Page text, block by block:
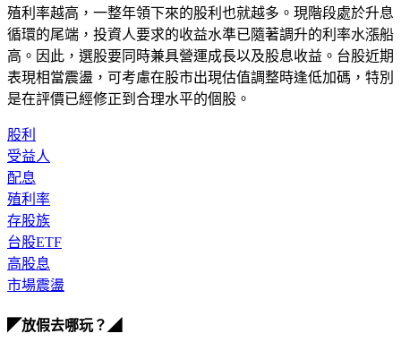
殖利率越高，一整年領下來的股利也就越多。現階段處於升息
循環的尾端，投資人要求的收益水準已隨著調升的利率水漲船
高。因此，選股要同時兼具營運成長以及股息收益。台股近期
表現相當震盪，可考慮在股市出現估值調整時逢低加碼，特別
是在評價已經修正到合理水平的個股。
股利
受益人
配息
殖利率
存股族
台股ETF
高股息
市場震盪
◤放假去哪玩？◢